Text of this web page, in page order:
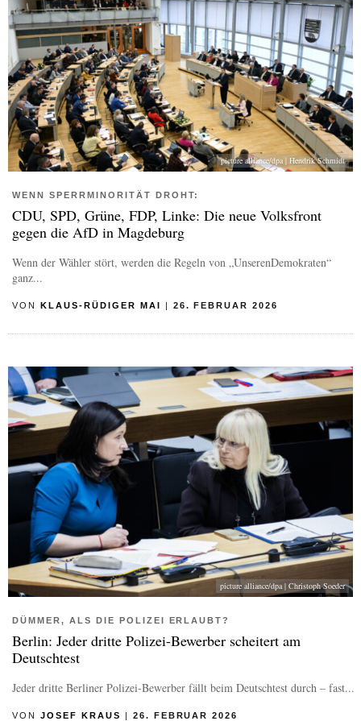
picture alliance/dpa | Hendrik Schmidt
WENN SPERRMINORITÄT DROHT:
CDU, SPD, Grüne, FDP, Linke: Die neue Volksfront
gegen die AfD in Magdeburg
Wenn der Wähler stört, werden die Regeln von „UnserenDemokraten“
ganz...
VON KLAUS-RÜDIGER MAI 26. FEBRUAR 2026
picture alliance/dpa | Christoph Soeder
DÜMMER, ALS DIE POLIZEI ERLAUBT?
Berlin: Jeder dritte Polizei-Bewerber scheitert am
Deutschtest
Jeder dritte Berliner Polizei-Bewerber fällt beim Deutschtest durch – fast...
VON JOSEF KRAUS | 26. FEBRUAR 2026